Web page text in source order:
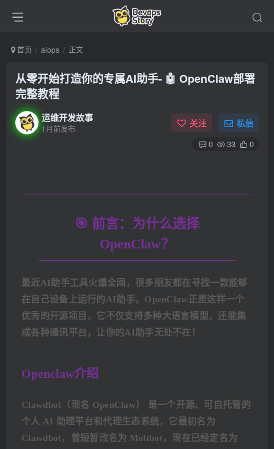
首页 aiops 正文
从零开始打造你的专属AI助手- 🤖 OpenClaw部署
完整教程
运维开发故事
1月前发布 关注 私信
0 33 0
🎯 前言：为什么选择
OpenClaw？
最近AI助手工具火爆全网，很多朋友都在寻找一款能够
在自己设备上运行的AI助手。OpenClaw正是这样一个
优秀的开源项目，它不仅支持多种大语言模型，还能集
成各种通讯平台，让你的AI助手无处不在！
Openclaw介绍
Clawdbot（现名 OpenClaw） 是一个开源、可自托管的
个人 AI 助理平台和代理生态系统，它最初名为
Clawdbot，曾短暂改名为 Moltbot，现在已经定名为